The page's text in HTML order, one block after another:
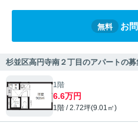
無料 お
杉並区高円寺南２丁目のアパートの
1階
6.6万円
1階 / 2.72坪(9.01㎡)